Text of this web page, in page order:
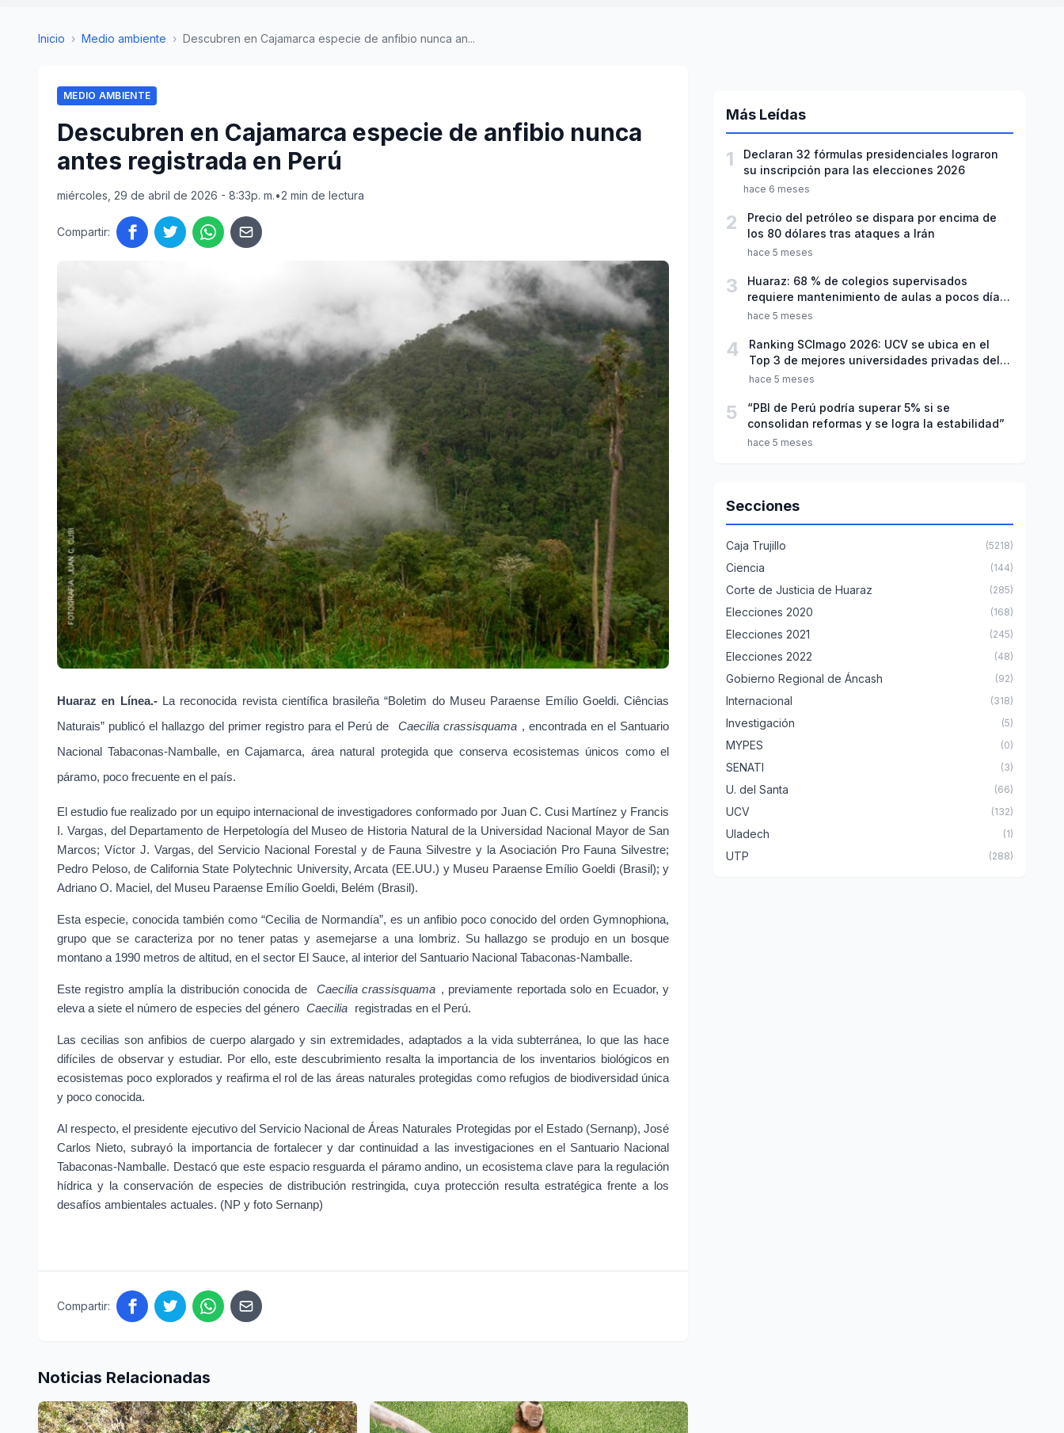
Inicio › Medio ambiente › Descubren en Cajamarca especie de anfibio nunca an...
MEDIO AMBIENTE
Descubren en Cajamarca especie de anfibio nunca
antes registrada en Perú
miércoles, 29 de abril de 2026 - 8:33p. m.•2 min de lectura
Compartir:
Huaraz en Línea.- La reconocida revista científica brasileña “Boletim do Museu Paraense Emílio Goeldi. Ciências
Naturais” publicó el hallazgo del primer registro para el Perú de
Caecilia crassisquama , encontrada en el Santuario
Nacional Tabaconas-Namballe, en Cajamarca, área natural protegida que conserva ecosistemas únicos como el
páramo, poco frecuente en el país.
El estudio fue realizado por un equipo internacional de investigadores conformado por Juan C. Cusi Martínez y Francis
I. Vargas, del Departamento de Herpetología del Museo de Historia Natural de la Universidad Nacional Mayor de San
Marcos; Víctor J. Vargas, del Servicio Nacional Forestal y de Fauna Silvestre y la Asociación Pro Fauna Silvestre;
Pedro Peloso, de California State Polytechnic University, Arcata (EE.UU.) y Museu Paraense Emílio Goeldi (Brasil); y
Adriano O. Maciel, del Museu Paraense Emílio Goeldi, Belém (Brasil).
Esta especie, conocida también como “Cecilia de Normandía”, es un anfibio poco conocido del orden Gymnophiona,
grupo que se caracteriza por no tener patas y asemejarse a una lombriz. Su hallazgo se produjo en un bosque
montano a 1990 metros de altitud, en el sector El Sauce, al interior del Santuario Nacional Tabaconas-Namballe.
Este registro amplía la distribución conocida de Caecilia crassisquama , previamente reportada solo en Ecuador, y
eleva a siete el número de especies del género Caecilia registradas en el Perú.
Las cecilias son anfibios de cuerpo alargado y sin extremidades, adaptados a la vida subterránea, lo que las hace
difíciles de observar y estudiar. Por ello, este descubrimiento resalta la importancia de los inventarios biológicos en
ecosistemas poco explorados y reafirma el rol de las áreas naturales protegidas como refugios de biodiversidad única
y poco conocida.
Al respecto, el presidente ejecutivo del Servicio Nacional de Áreas Naturales Protegidas por el Estado (Sernanp), José
Carlos Nieto, subrayó la importancia de fortalecer y dar continuidad a las investigaciones en el Santuario Nacional
Tabaconas-Namballe. Destacó que este espacio resguarda el páramo andino, un ecosistema clave para la regulación
hídrica y la conservación de especies de distribución restringida, cuya protección resulta estratégica frente a los
desafíos ambientales actuales. (NP y foto Sernanp)
Compartir:
Noticias Relacionadas
Más Leídas
1
Declaran 32 fórmulas presidenciales lograron
su inscripción para las elecciones 2026
hace 6 meses
2
Precio del petróleo se dispara por encima de
los 80 dólares tras ataques a Irán
hace 5 meses
3
Huaraz: 68 % de colegios supervisados
requiere mantenimiento de aulas a pocos días
de inicio del año escolar 2026
hace 5 meses
4
Ranking SCImago 2026: UCV se ubica en el
Top 3 de mejores universidades privadas del
Perú
hace 5 meses
5
“PBI de Perú podría superar 5% si se
consolidan reformas y se logra la estabilidad”
hace 5 meses
Secciones
Caja Trujillo (5218)
Ciencia (144)
Corte de Justicia de Huaraz (285)
Elecciones 2020 (168)
Elecciones 2021 (245)
Elecciones 2022 (48)
Gobierno Regional de Áncash (92)
Internacional (318)
Investigación (5)
MYPES (0)
SENATI (3)
U. del Santa (66)
UCV (132)
Uladech (1)
UTP (288)